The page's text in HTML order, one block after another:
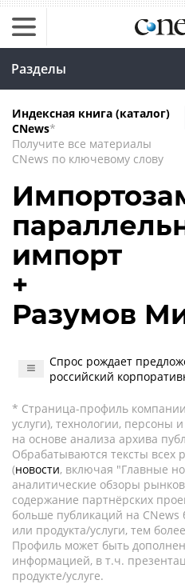
Разделы
Индексная книга (каталог)
CNews*
Получите все материалы
CNews по ключевому слову
импорт
+
Разумов
Спрос рождает
российский
* Страница-профиль
услуги), технологии, персоны
на основе анализа архива
Обрабатываются тексты всех
(новости, включая "Главные
аналитические обзоры
содержание партнёрских
больше публикаций на
или продукта/услуги, тем
Профиль может быть
информацией, в т.ч.
продукте/услуге.